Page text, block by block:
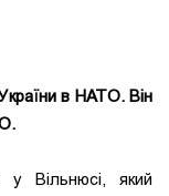
в НАТО. Він
Вільнюсі, який